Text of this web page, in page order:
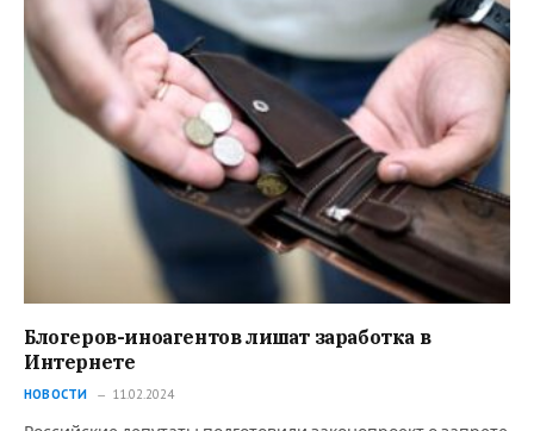
Блогеров-иноагентов лишат заработка в
Интернете
НОВОСТИ 11.02.2024